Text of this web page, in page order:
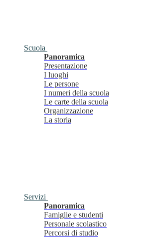
Scuola
Panoramica
Presentazione
I luoghi
Le persone
I numeri della scuola
Le carte della scuola
Organizzazione
La storia
Servizi
Panoramica
Famiglie e studenti
Personale scolastico
Percorsi di studio